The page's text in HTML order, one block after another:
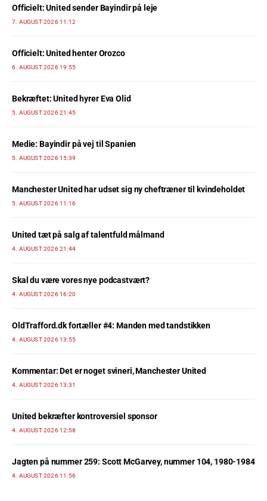
Officielt: United sender Bayindir på leje
7. AUGUST 2026 11:12
Officielt: United henter Orozco
6. AUGUST 2026 19:55
Bekræftet: United hyrer Eva Olid
5. AUGUST 2026 21:45
Medie: Bayindir på vej til Spanien
5. AUGUST 2026 15:39
Manchester United har udset sig ny cheftræner til kvindeholdet
5. AUGUST 2026 11:16
United tæt på salg af talentfuld målmand
4. AUGUST 2026 21:44
Skal du være vores nye podcastvært?
4. AUGUST 2026 16:20
OldTrafford.dk fortæller #4: Manden med tandstikken
4. AUGUST 2026 13:55
Kommentar: Det er noget svineri, Manchester United
4. AUGUST 2026 13:31
United bekræfter kontroversiel sponsor
4. AUGUST 2026 12:58
Jagten på nummer 259: Scott McGarvey, nummer 104, 1980-1984
4. AUGUST 2026 11:56